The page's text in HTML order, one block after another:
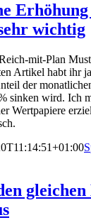
wichtig
mit-Plan
Artikel habt ihr
der
sinken wird. Ich
Wertpapiere